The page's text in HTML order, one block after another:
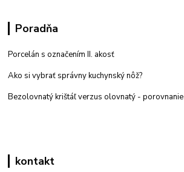
Poradňa
Porcelán s označením II. akosť
Ako si vybrať správny kuchynský nôž?
Bezolovnatý krištáľ verzus olovnatý - porovnanie
kontakt